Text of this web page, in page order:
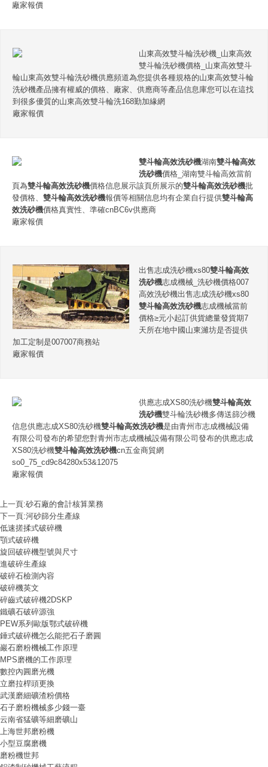
廠家報價
山東高效雙斗輪洗砂機_山東高效
雙斗輪洗砂機價格_山東高效雙斗
輪山東高效雙斗輪洗砂機供應頻道為您提供各種規格的山東高效雙斗輪
洗砂機產品擁有權威的價格、廠家、供應商等產品信息庫您可以在這找
到很多優質的山東高效雙斗輪洗168勤加緣網
廠家報價
雙斗輪高效洗砂機湖南雙斗輪高效
洗砂機價格_湖南雙斗輪高效當前
頁為雙斗輪高效洗砂機價格信息展示該頁所展示的雙斗輪高效洗砂機批
發價格、 雙斗輪高效洗砂機報價等相關信息均有企業自行提供雙斗輪高
效洗砂機價格真實性、準確cnBC6v供應商
廠家報價
出售志成洗砂機xs80雙斗輪高效
洗砂機志成機械_洗砂機價格007
高效洗砂機出售志成洗砂機xs80
雙斗輪高效洗砂機志成機械當前
價格≥元小起訂供貨總量發貨期7
天所在地中國山東濰坊是否提供
加工定制是007007商務站
廠家報價
供應志成XS80洗砂機雙斗輪高效
洗砂機雙斗輪洗砂機多傳送篩沙機
信息供應志成XS80洗砂機雙斗輪高效洗砂機是由青州市志成機械設備
有限公司發布的希望您對青州市志成機械設備有限公司發布的供應志成
XS80洗砂機雙斗輪高效洗砂機cn五金商貿網
so0_75_cd9c84280x53&12075
廠家報價
上一頁:砂石廠的會計核算業務
下一頁:河砂篩分生產線
低速搓揉式破碎機
顎式破碎機
旋回破碎機型號與尺寸
進破碎生產線
破碎石檢測內容
破碎機英文
碎齒式破碎機2DSKP
鐵礦石破碎源強
PEW系列歐版鄂式破碎機
錘式破碎機怎么能把石子磨圓
巖石磨粉機械工作原理
MPS磨機的工作原理
數控內圓磨光機
立磨拉桿頭更換
武漢磨細礦渣粉價格
石子磨粉機械多少錢一臺
云南省猛礦等細磨礦山
上海世邦磨粉機
小型豆腐磨機
磨粉機世邦